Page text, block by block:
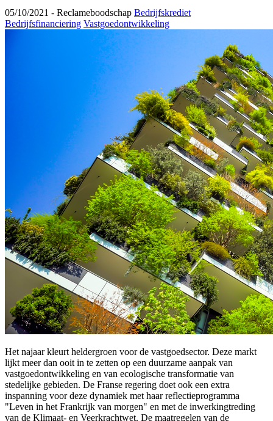
05/10/2021 - Reclameboodschap Bedrijfskrediet
Bedrijfsfinanciering Vastgoedontwikkeling
Het najaar kleurt heldergroen voor de vastgoedsector. Deze markt
lijkt meer dan ooit in te zetten op een duurzame aanpak van
vastgoedontwikkeling en van ecologische transformatie van
stedelijke gebieden. De Franse regering doet ook een extra
inspanning voor deze dynamiek met haar reflectieprogramma
"Leven in het Frankrijk van morgen" en met de inwerkingtreding
van de Klimaat- en Veerkrachtwet. De maatregelen van de